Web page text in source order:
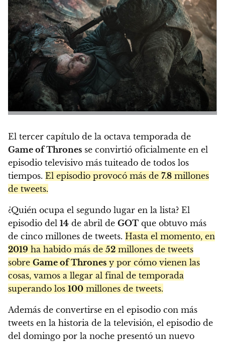
El tercer capítulo de la octava temporada de
Game of Thrones se convirtió oficialmente en el
episodio televisivo más tuiteado de todos los
tiempos. El episodio provocó más de 7.8 millones
de tweets.
¿Quién ocupa el segundo lugar en la lista? El
episodio del 14 de abril de GOT que obtuvo más
de cinco millones de tweets. Hasta el momento, en
2019 ha habido más de 52 millones de tweets
sobre Game of Thrones y por cómo vienen las
cosas, vamos a llegar al final de temporada
superando los 100 millones de tweets.
Además de convertirse en el episodio con más
tweets en la historia de la televisión, el episodio de
del domingo por la noche presentó un nuevo